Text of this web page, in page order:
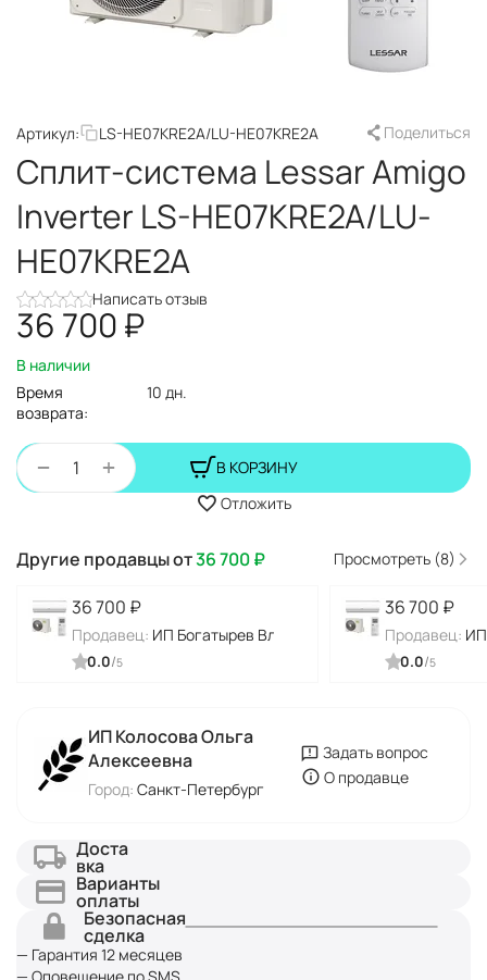
Артикул: LS-HE07KRE2A/LU-HE07KRE2A Поделиться
Сплит-система Lessar Amigo
Inverter LS-HE07KRE2A/LU-
HE07KRE2A
Написать отзыв
36 700₽
В наличии
Время
возврата:
10 дн.
+
−
В КОРЗИНУ
Отложить
Другие продавцы от36 700₽ Просмотреть (8)
36 700 ₽
Продавец: ИП Богатырев Владимир Николаевич
0.0/5
36 700 ₽
Продавец:
0.0/5
ИП Колосова Ольга
Алексеевна
Город: Санкт-Петербург
Задать вопрос
О продавце
Доста
вка
Варианты
оплаты
Безопасная
сделка
— Гарантия 12 месяцев